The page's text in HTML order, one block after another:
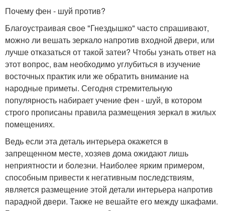
Почему фен - шуй против?
Благоустраивая свое "Гнездышко" часто спрашивают,
можно ли вешать зеркало напротив входной двери, или
лучше отказаться от такой затеи? Чтобы узнать ответ на
этот вопрос, вам необходимо углубиться в изучение
восточных практик или же обратить внимание на
народные приметы. Сегодня стремительную
популярность набирает учение фен - шуй, в котором
строго прописаны правила размещения зеркал в жилых
помещениях.
Ведь если эта деталь интерьера окажется в
запрещенном месте, хозяев дома ожидают лишь
неприятности и болезни. Наиболее ярким примером,
способным привести к негативным последствиям,
является размещение этой детали интерьера напротив
парадной двери. Также не вешайте его между шкафами.